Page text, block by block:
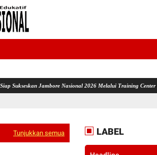
Jambore Nasional 2026 Melalui Training Center Perjusami
Tunjukkan semua LABEL